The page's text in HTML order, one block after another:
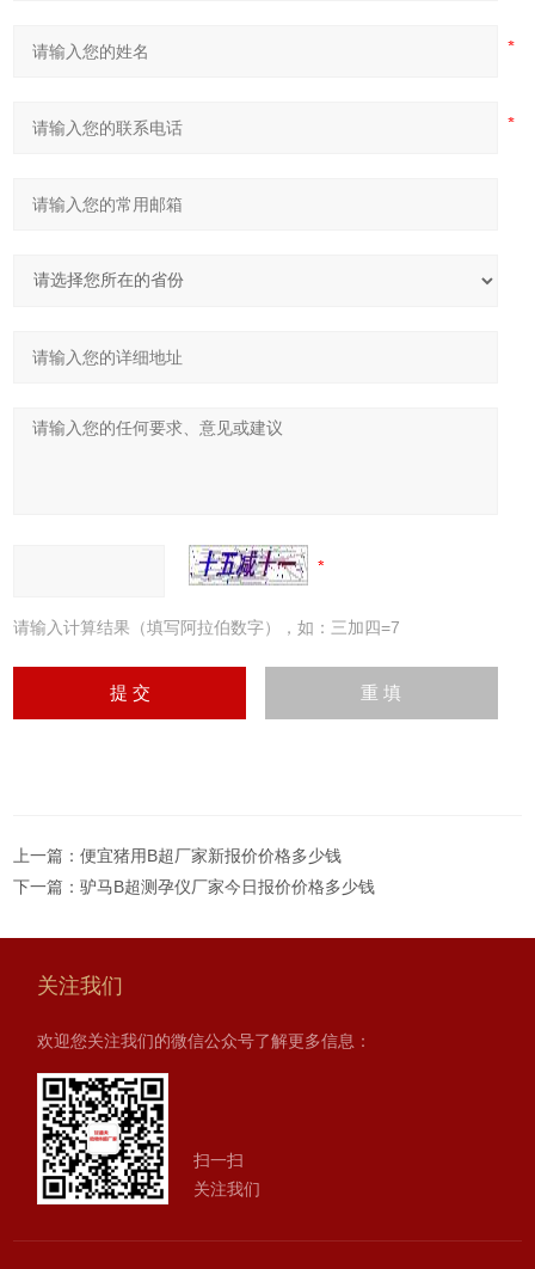
请输入计算结果（填写阿拉伯数字），如：三加四=7
上一篇：便宜猪用B超厂家新报价价格多少钱
下一篇：驴马B超测孕仪厂家今日报价价格多少钱
关注我们
欢迎您关注我们的微信公众号了解更多信息：
扫一扫
关注我们